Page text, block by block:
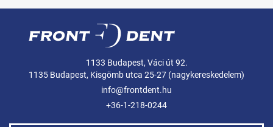
1133 Budapest, Váci út 92.
1135 Budapest, Kisgömb utca 25-27 (nagykereskedelem)
info@frontdent.hu
+36-1-218-0244